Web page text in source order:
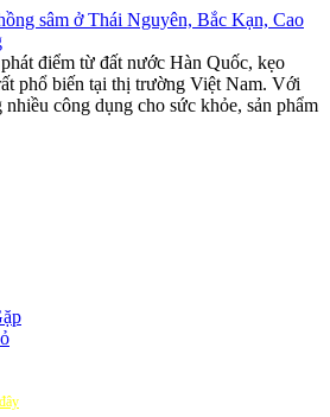
sâm ở Thái Nguyên, Bắc Kạn, Cao
điểm từ đất nước Hàn Quốc, kẹo
phổ biến tại thị trường Việt Nam. Với
công dụng cho sức khỏe, sản phẩm